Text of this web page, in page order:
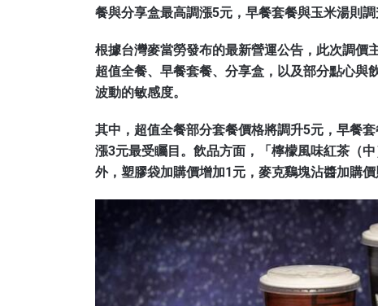
餐與分享盒最高調漲5元，早餐套餐與玉米湯則調
根據台灣麥當勞發布的最新營運公告，此次調價
超值全餐、早餐套餐、分享盒，以及部分點心與
波動的敏感度。
其中，超值全餐部分套餐價格將調升5元，早餐
漲3元最受矚目。飲品方面，「檸檬風味紅茶（
外，塑膠袋加購價增加1元，麥克鷄塊沾醬加購價